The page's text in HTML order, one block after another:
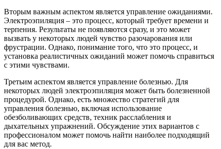
Вторым важным аспектом является управление ожиданиями.
Электроэпиляция – это процесс, который требует времени и
терпения. Результаты не появляются сразу, и это может
вызвать у некоторых людей чувство разочарования или
фрустрации. Однако, понимание того, что это процесс, и
установка реалистичных ожиданий может помочь справиться
с этими чувствами.
Третьим аспектом является управление болезнью. Для
некоторых людей электроэпиляция может быть болезненной
процедурой. Однако, есть множество стратегий для
управления болезнью, включая использование
обезболивающих средств, техник расслабления и
дыхательных упражнений. Обсуждение этих вариантов с
профессионалом может помочь найти наиболее подходящий
для вас метод.